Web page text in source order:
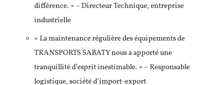
différence. » – Directeur Technique, entreprise
industrielle
« La maintenance régulière des équipements de
TRANSPORTS SABATY nous a apporté une
tranquillité d’esprit inestimable. » – Responsable
logistique, société d’import-export